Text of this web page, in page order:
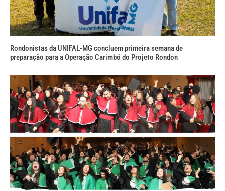
Rondonistas da UNIFAL-MG concluem primeira semana de
preparação para a Operação Carimbó do Projeto Rondon